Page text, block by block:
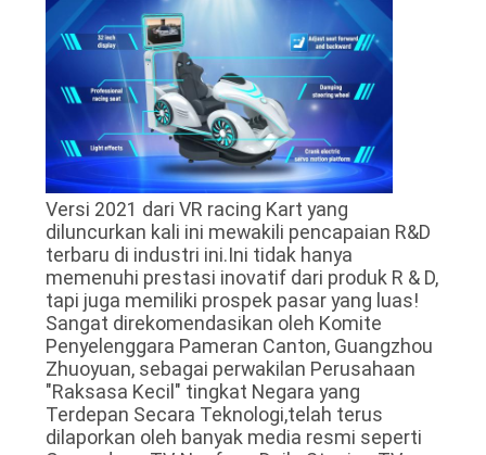
Versi 2021 dari VR racing Kart yang
diluncurkan kali ini mewakili pencapaian R&D
terbaru di industri ini.Ini tidak hanya
memenuhi prestasi inovatif dari produk R & D,
tapi juga memiliki prospek pasar yang luas!
Sangat direkomendasikan oleh Komite
Penyelenggara Pameran Canton, Guangzhou
Zhuoyuan, sebagai perwakilan Perusahaan
"Raksasa Kecil" tingkat Negara yang
Terdepan Secara Teknologi,telah terus
dilaporkan oleh banyak media resmi seperti